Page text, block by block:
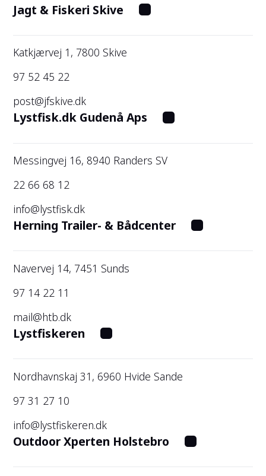
Jagt & Fiskeri Skive
Katkjærvej 1, 7800 Skive
97 52 45 22
post@jfskive.dk
Lystfisk.dk Gudenå Aps
Messingvej 16, 8940 Randers SV
22 66 68 12
info@lystfisk.dk
Herning Trailer- & Bådcenter
Navervej 14, 7451 Sunds
97 14 22 11
mail@htb.dk
Lystfiskeren
Nordhavnskaj 31, 6960 Hvide Sande
97 31 27 10
info@lystfiskeren.dk
Outdoor Xperten Holstebro